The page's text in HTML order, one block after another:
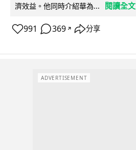
濟效益。他同時介紹華為...
閱讀全文
991 369 ↗ 分享
ADVERTISEMENT